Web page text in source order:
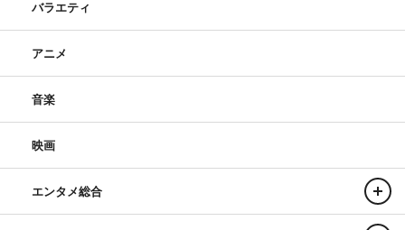
バラエティ
アニメ
音楽
映画
エンタメ総合